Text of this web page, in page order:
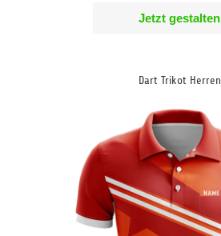
Jetzt gestalten
Dart Trikot Herren